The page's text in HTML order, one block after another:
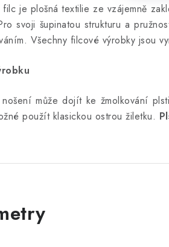
je plošná textilie ze vzájemně
svoji šupinatou strukturu a
Všechny filcové výrobky jsou
může dojít ke žmolkování
použít klasickou ostrou žiletku.